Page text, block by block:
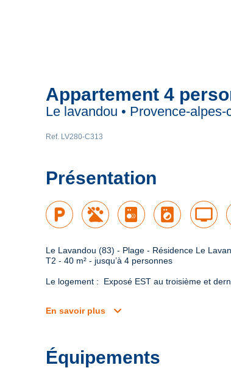
Appartement 4
Le lavandou • Provence-alpes-
Ref. LV280-C313
Présentation
local_parking local_laundry_service tv
Le Lavandou (83) - Plage - Résidence Le
T2 - 40 m² - jusqu’à 4 personnes
Le logement :  Exposé EST au troisième et
En savoir plus expand_more
Équipements